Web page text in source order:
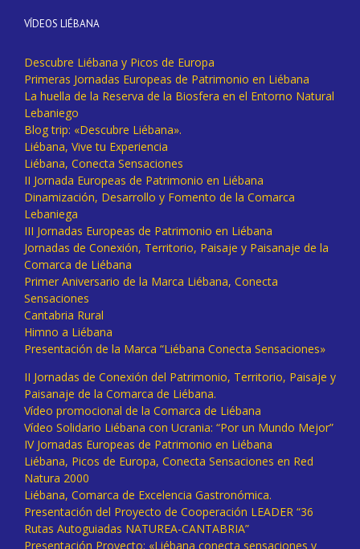
VÍDEOS LIÉBANA
Descubre Liébana y Picos de Europa
Primeras Jornadas Europeas de Patrimonio en Liébana
La huella de la Reserva de la Biosfera en el Entorno Natural
Lebaniego
Blog trip: «Descubre Liébana».
Liébana, Vive tu Experiencia
Liébana, Conecta Sensaciones
II Jornada Europeas de Patrimonio en Liébana
Dinamización, Desarrollo y Fomento de la Comarca
Lebaniega
III Jornadas Europeas de Patrimonio en Liébana
Jornadas de Conexión, Territorio, Paisaje y Paisanaje de la
Comarca de Liébana
Primer Aniversario de la Marca Liébana, Conecta
Sensaciones
Cantabria Rural
Himno a Liébana
Presentación de la Marca “Liébana Conecta Sensaciones»
II Jornadas de Conexión del Patrimonio, Territorio, Paisaje y
Paisanaje de la Comarca de Liébana.
Vídeo promocional de la Comarca de Liébana
Vídeo Solidario Liébana con Ucrania: “Por un Mundo Mejor”
IV Jornadas Europeas de Patrimonio en Liébana
Liébana, Picos de Europa, Conecta Sensaciones en Red
Natura 2000
Liébana, Comarca de Excelencia Gastronómica.
Presentación del Proyecto de Cooperación LEADER “36
Rutas Autoguiadas NATUREA-CANTABRIA”
Presentación Proyecto: «Liébana conecta sensaciones y